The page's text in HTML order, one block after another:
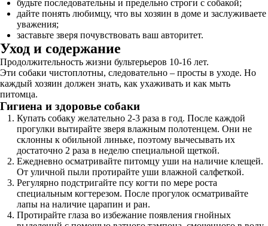
будьте последовательны и предельно строги с собакой;
дайте понять любимцу, что вы хозяин в доме и заслуживаете
уважения;
заставьте зверя почувствовать ваш авторитет.
Уход и содержание
Продолжительность жизни бультерьеров 10-16 лет.
Эти собаки чистоплотны, следовательно – просты в уходе. Но
каждый хозяин должен знать, как ухаживать и как мыть
питомца.
Гигиена и здоровье собаки
Купать собаку желательно 2-3 раза в год. После каждой
прогулки вытирайте зверя влажным полотенцем. Они не
склонны к обильной линьке, поэтому вычесывать их
достаточно 2 раза в неделю специальной щеткой.
Ежедневно осматривайте питомцу уши на наличие клещей.
От уличной пыли протирайте уши влажной салфеткой.
Регулярно подстригайте псу когти по мере роста
специальным когтерезом. После прогулок осматривайте
лапы на наличие царапин и ран.
Протирайте глаза во избежание появления гнойных